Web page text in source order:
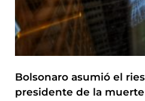
Bolsonaro asumió el
presidente de la muerte